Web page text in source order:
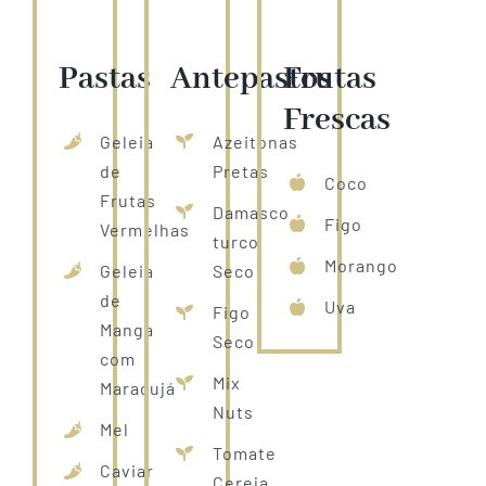
Pastas
Geleia
de
Frutas
Vermelhas
Geleia
de
Manga
com
Maracujá
Mel
Caviar
Antepastos
Azeitonas
Pretas
Damasco
turco
Seco
Figo
Seco
Mix
Nuts
Tomate
Frutas
Frescas
Coco
Figo
Morango
Uva